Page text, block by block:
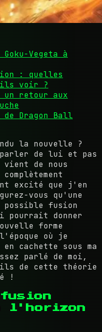
Vegeta à
: quelles
ils voir ?
un retour aux
Dragon Ball
la nouvelle ?
parler de lui et pas
de nous
excité que j'en
vous qu'une
fusion
pourrait donner
forme
où je
cachette sous ma
parlé de moi,
de cette théorie
!
l'horizon